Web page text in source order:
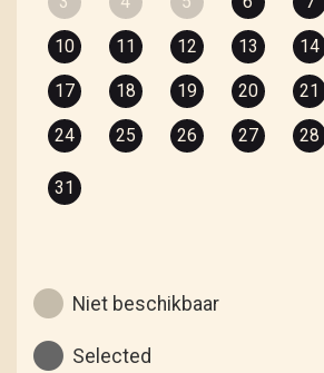
10 11 12 13 14
17 18 19 20 21
24 25 26 27 28
31
Niet beschikbaar
Selected